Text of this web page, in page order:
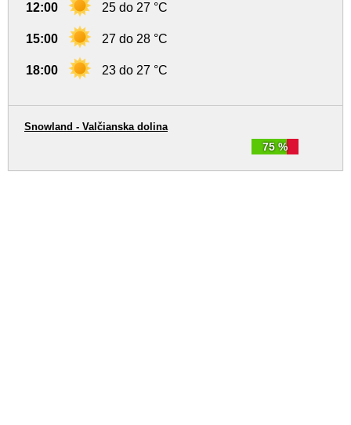
12:00 25 do 27 °C
15:00 27 do 28 °C
18:00 23 do 27 °C
75 %
Snowland - Valčianska dolina